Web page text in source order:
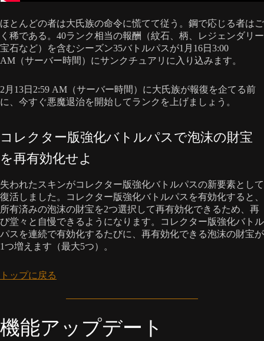
ほとんどの者は大氏族の命令に慌てて従う。鋼で応じる者はご
く稀である。40ランク相当の報酬（紋石、柄、レジェンダリー
宝石など）を含むシーズン35バトルパスが1月16日3:00
AM（サーバー時間）にサンクチュアリに入り込みます。
2月13日2:59 AM（サーバー時間）に大氏族が報復を企てる前
に、今すぐ悪魔退治を開始してランクを上げましょう。
コレクター版強化バトルパスで泡沫の財宝
を再有効化せよ
失われたスキンがコレクター版強化バトルパスの新要素として
復活しました。コレクター版強化バトルパスを有効化すると、
所有済みの泡沫の財宝を2つ選択して再有効化できるため、再
び堂々と自慢できるようになります。コレクター版強化バトル
パスを連続で有効化するたびに、再有効化できる泡沫の財宝が
1つ増えます（最大5つ）。
トップに戻る
機能アップデート